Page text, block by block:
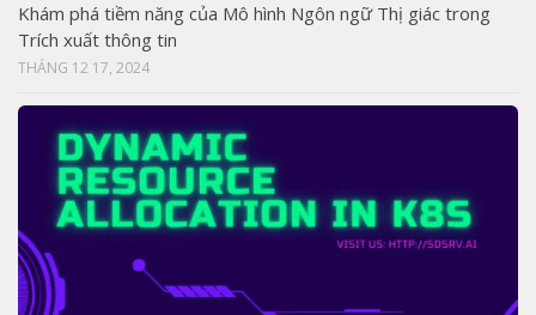
Khám phá tiềm năng của Mô hình Ngôn ngữ Thị giác trong
Trích xuất thông tin
THÁNG 12 17, 2024